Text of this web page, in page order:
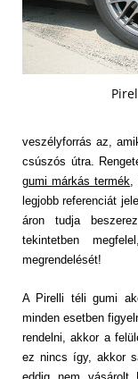
veszélyforrás az,
csúszós útra.
gumi márkás termék,
legjobb referenciát
áron tudja
tekintetben
megrendelését!
A Pirelli téli gumi
minden esetben
rendelni, akkor a
ez nincs így, akkor